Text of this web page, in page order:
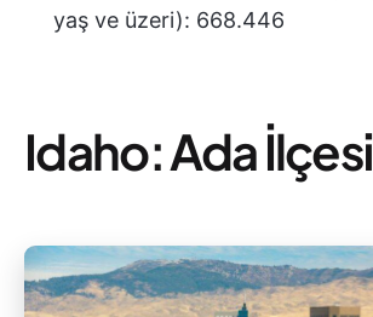
yaş ve üzeri): 668.446
Idaho: Ada İlçesi